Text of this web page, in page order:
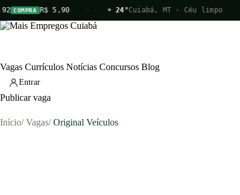
COMPRA R$ 5,90 ☀ 24°Cuiabá, MT · Céu limpo
Vagas Currículos Notícias Concursos Blog
Entrar
Publicar vaga
Início/ Vagas/ Original Veículos